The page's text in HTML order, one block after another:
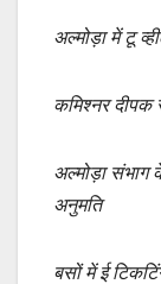
c
e
o
o
अल्मोड़ा में टू
कमिश्नर दीपक
अल्मोड़ा संभाग
अनुमति
बसों में ई